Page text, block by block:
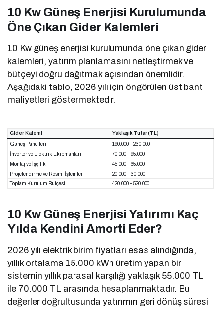
10 Kw Güneş Enerjisi Kurulumunda
Öne Çıkan Gider Kalemleri
10 Kw güneş enerjisi kurulumunda öne çıkan gider
kalemleri, yatırım planlamasını netleştirmek ve
bütçeyi doğru dağıtmak açısından önemlidir.
Aşağıdaki tablo, 2026 yılı için öngörülen üst bant
maliyetleri göstermektedir.
Gider Kalemi
Yaklaşık Tutar (TL)
Güneş Panelleri
190.000 – 230.000
İnverter ve Elektrik Ekipmanları
70.000 – 95.000
Montaj ve İşçilik
45.000 – 65.000
Projelendirme ve Resmi İşlemler
20.000 – 30.000
Toplam Kurulum Bütçesi
420.000 – 520.000
10 Kw Güneş Enerjisi Yatırımı Kaç
Yılda Kendini Amorti Eder?
2026 yılı elektrik birim fiyatları esas alındığında,
yıllık ortalama 15.000 kWh üretim yapan bir
sistemin yıllık parasal karşılığı yaklaşık 55.000 TL
ile 70.000 TL arasında hesaplanmaktadır. Bu
değerler doğrultusunda yatırımın geri dönüş süresi